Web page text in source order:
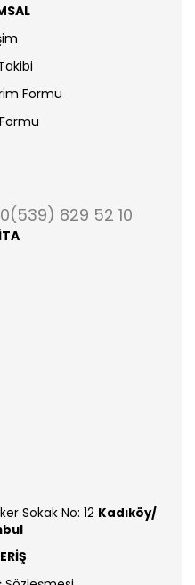
Formu
0(539) 829 52 10
Sokak No: 12 Kadıköy/